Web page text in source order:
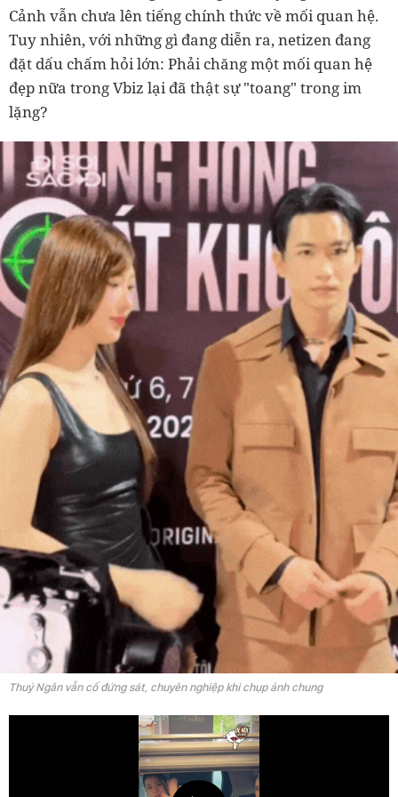
Cảnh vẫn chưa lên tiếng chính thức về mối quan hệ.
Tuy nhiên, với những gì đang diễn ra, netizen đang
đặt dấu chấm hỏi lớn: Phải chăng một mối quan hệ
đẹp nữa trong Vbiz lại đã thật sự "toang" trong im
lặng?
Thuý Ngân vẫn cố đứng sát, chuyên nghiệp khi chụp ảnh chung